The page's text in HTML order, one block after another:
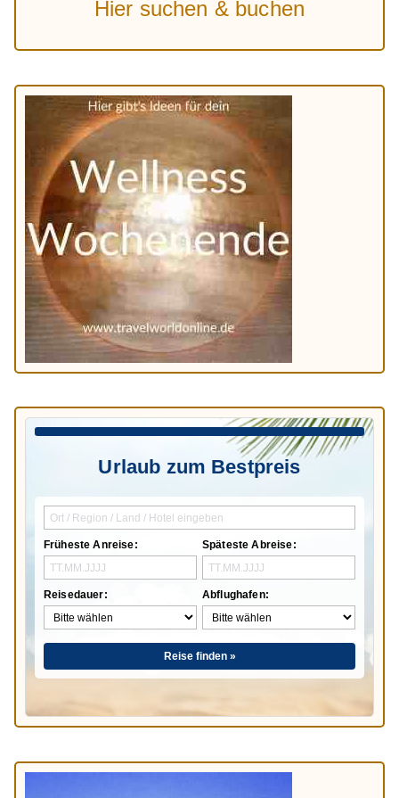
Hier suchen & buchen
Urlaub zum Bestpreis
Früheste Anreise:
Reisedauer:
Späteste Abreise:
Abflughafen:
Reise finden »